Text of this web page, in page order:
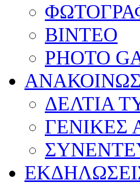
ΒΙΝΤΕΟ
PHOTO
ΔΕΛΤΙΑ
ΓΕΝΙΚΕΣ